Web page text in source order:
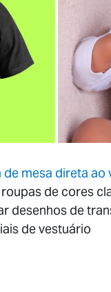
mesa direta ao
de cores
desenhos de
de vestuário